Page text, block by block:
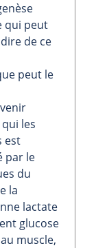
qui peut
de ce
peut le
les
est
par le
du
la
lactate
glucose
muscle,